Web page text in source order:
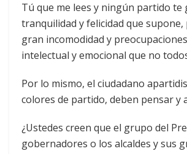
Tú que me lees y ningún partido te
tranquilidad y felicidad que
gran incomodidad y
intelectual y emocional que no
Por lo mismo, el ciudadano
colores de partido, deben pensar y
¿Ustedes creen que el grupo del
gobernadores o los alcaldes y sus